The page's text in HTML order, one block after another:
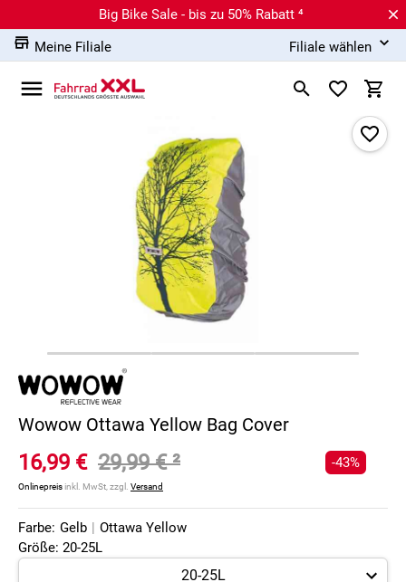
Big Bike Sale - bis zu 50% Rabatt ⁴
Meine Filiale
Filiale wählen
Wowow Ottawa Yellow Bag Cover
16,99 € 29,99 €²
Onlinepreisinkl. MwSt, zzgl. Versand
-43%
Farbe: Gelb | Ottawa Yellow
Größe: 20-25L